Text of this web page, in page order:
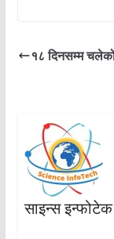
१८ दिनसम्म
साइन्स इन्फोटेक